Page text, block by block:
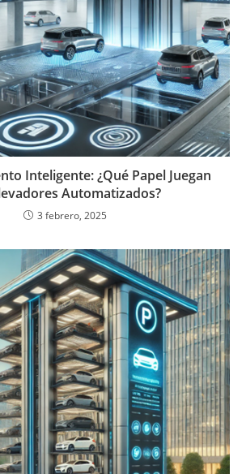
Inteligente: ¿Qué Papel Juegan
Automatizados?
3 febrero, 2025